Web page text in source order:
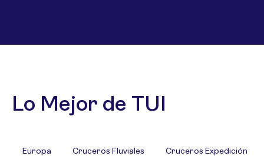
Lo Mejor de TUI
Europa Cruceros Fluviales Cruceros Expedición